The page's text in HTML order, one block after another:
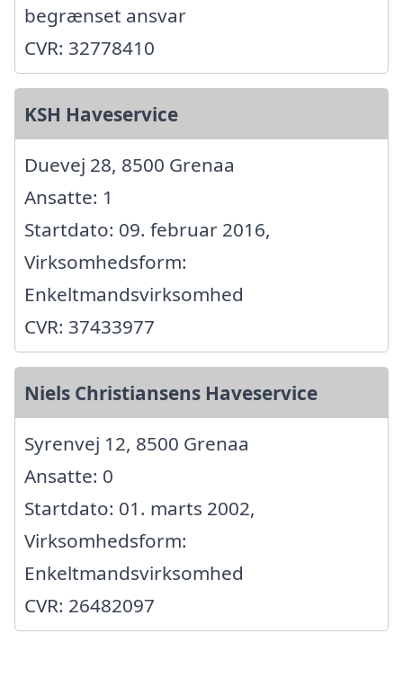
begrænset ansvar
CVR: 32778410
KSH Haveservice
Duevej 28, 8500 Grenaa
Ansatte: 1
Startdato: 09. februar 2016,
Virksomhedsform:
Enkeltmandsvirksomhed
CVR: 37433977
Niels Christiansens Haveservice
Syrenvej 12, 8500 Grenaa
Ansatte: 0
Startdato: 01. marts 2002,
Virksomhedsform:
Enkeltmandsvirksomhed
CVR: 26482097